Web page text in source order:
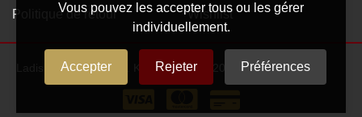
Politique de retour Wishlist
Ladislas Klatka T/A St. Kilda France © 2024
Vous pouvez les accepter tous ou les gérer
individuellement.
Accepter Rejeter Préférences